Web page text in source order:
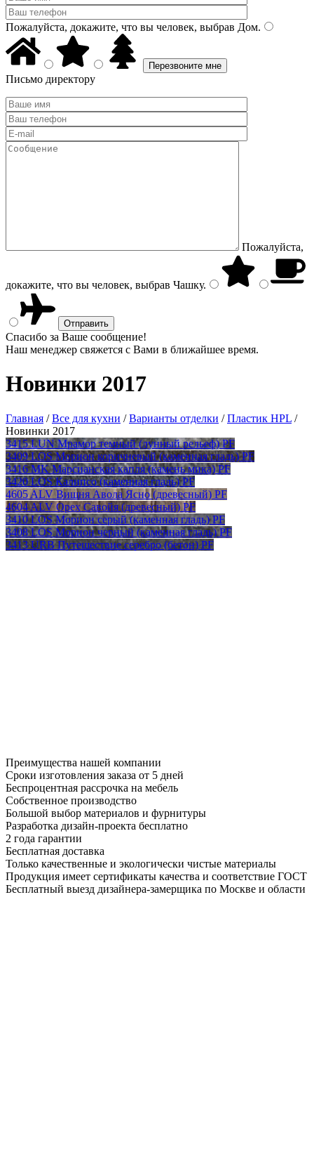
Пожалуйста, докажите, что вы человек, выбрав Дом.
Письмо директору
Пожалуйста,
докажите, что вы человек, выбрав Чашку.
Спасибо за Ваше сообщение!
Наш менеджер свяжется с Вами в ближайшее время.
Новинки 2017
Главная /Все для кухни /Варианты отделки /Пластик HPL /
Новинки 2017
3415 LUN Мрамор темный (лунный рельеф) PF
3409 LOS Морион коричневый (каменная гладь) PF
3416 MK Марсианская капля (камень мика) PF
3420 LOS Калипсо (каменная гладь) PF
4605 ALV Вишня Авола Ясно (древесный) PF
4604 ALV Орех Савойя (древесный) PF
3410 LOS Морион серый (каменная гладь) PF
3408 LOS Морион черный (каменная гладь) PF
3413 URB Путешествие серебро (бетон) PF
Преимущества нашей компании
Сроки изготовления заказа от 5 дней
Беспроцентная рассрочка на мебель
Собственное производство
Большой выбор материалов и фурнитуры
Разработка дизайн-проекта бесплатно
2 года гарантии
Бесплатная доставка
Только качественные и экологически чистые материалы
Продукция имеет сертификаты качества и соответствие ГОСТ
Бесплатный выезд дизайнера-замерщика по Москве и области